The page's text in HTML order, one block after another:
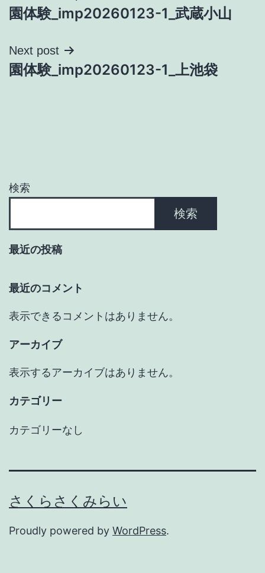
稿
ナ
ビ
ョ
園体験_imp20260123-1_武蔵小山
Next post
園体験_imp20260123-1_上池袋
検索
検索
最近の投稿
最近のコメント
表示できるコメントはありません。
アーカイブ
表示するアーカイブはありません。
カテゴリー
カテゴリーなし
さくらさくみらい
Proudly powered by WordPress.